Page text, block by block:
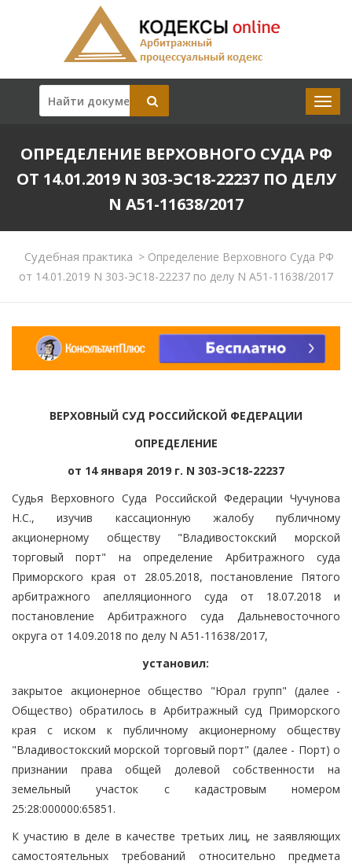
ОПРЕДЕЛЕНИЕ ВЕРХОВНОГО СУДА РФ
ОТ 14.01.2019 N 303-ЭС18-22237 ПО ДЕЛУ
N А51-11638/2017
Судебная практика >Определение Верховного Суда РФ
от 14.01.2019 N 303-ЭС18-22237 по делу N А51-11638/2017
ВЕРХОВНЫЙ СУД РОССИЙСКОЙ ФЕДЕРАЦИИ
ОПРЕДЕЛЕНИЕ
от 14 января 2019 г. N 303-ЭС18-22237
Судья Верховного Суда Российской Федерации Чучунова
Н.С., изучив кассационную жалобу публичному
акционерному обществу "Владивостокский морской
торговый порт" на определение Арбитражного суда
Приморского края от 28.05.2018, постановление Пятого
арбитражного апелляционного суда от 18.07.2018 и
постановление Арбитражного суда Дальневосточного
округа от 14.09.2018 по делу N А51-11638/2017,
установил:
закрытое акционерное общество "Юрал групп" (далее -
Общество) обратилось в Арбитражный суд Приморского
края с иском к публичному акционерному обществу
"Владивостокский морской торговый порт" (далее - Порт) о
признании права общей долевой собственности на
земельный участок с кадастровым номером
25:28:000000:65851.
К участию в деле в качестве третьих лиц, не заявляющих
самостоятельных требований относительно предмета